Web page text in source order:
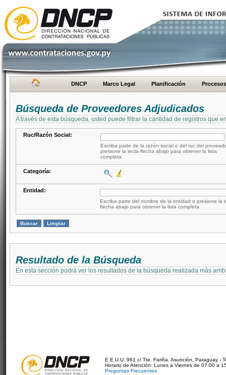
DNCP Marco Legal Planificación Procesos
Búsqueda de Proveedores Adjudicados
A través de esta búsqueda, usted puede filtrar la cantidad de registros que
Ruc/Razón Social:
Escriba parte de la razón social o del ruc del
presione la tecla flecha abajo para obtener la lista
completa
Categoría:
Entidad:
Escriba parte del nombre de la entidad o presione la
flecha abajo para obtener la lista completa
Resultado de la Búsqueda
En esta sección podrá ver los resultados de la búsqueda realizada más
E.E.U.U. 961 c/ Tte. Fariña. Asunción, Paraguay -
Horario de Atención: Lunes a Viernes de 07:00 a
Preguntas Frecuentes